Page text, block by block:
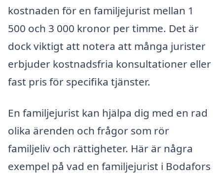
kostnaden för en familjejurist mellan 1
500 och 3 000 kronor per timme. Det är
dock viktigt att notera att många jurister
erbjuder kostnadsfria konsultationer eller
fast pris för specifika tjänster.
En familjejurist kan hjälpa dig med en rad
olika ärenden och frågor som rör
familjeliv och rättigheter. Här är några
exempel på vad en familjejurist i Bodafors